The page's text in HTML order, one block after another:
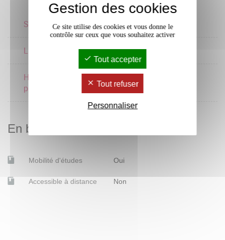
Sociologie italienne
Littérature italienne
Histoire et traditions
politiques
En bref
Mobilité d'études Oui
Accessible à distance Non
Gestion des cookies
Ce site utilise des cookies et vous donne le
contrôle sur ceux que vous souhaitez activer
Tout accepter
Tout refuser
Personnaliser